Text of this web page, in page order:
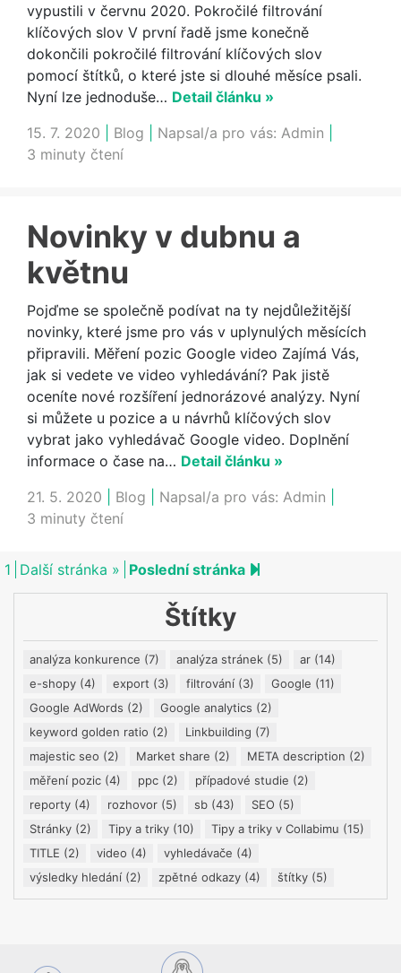
vypustili v červnu 2020. Pokročilé filtrování
klíčových slov V první řadě jsme konečně
dokončili pokročilé filtrování klíčových slov
pomocí štítků, o které jste si dlouhé měsíce psali.
Nyní lze jednoduše… Detail článku »
15. 7. 2020
Blog Napsal/a pro vás: Admin
3 minuty čtení
Novinky v dubnu a
květnu
Pojďme se společně podívat na ty nejdůležitější
novinky, které jsme pro vás v uplynulých měsících
připravili. Měření pozic Google video Zajímá Vás,
jak si vedete ve video vyhledávání? Pak jistě
oceníte nové rozšíření jednorázové analýzy. Nyní
si můžete u pozice a u návrhů klíčových slov
vybrat jako vyhledávač Google video. Doplnění
informace o čase na… Detail článku »
21. 5. 2020
Blog Napsal/a pro vás: Admin
3 minuty čtení
1 Další stránka » Next page
Poslední stránka
Štítky
analýza konkurence (7) analýza stránek (5) ar (14)
e-shopy (4) export (3) filtrování (3) Google (11)
Google AdWords (2) Google analytics (2)
keyword golden ratio (2) Linkbuilding (7)
majestic seo (2) Market share (2) META description (2)
měření pozic (4) ppc (2) případové studie (2)
reporty (4) rozhovor (5) sb (43) SEO (5)
Stránky (2) Tipy a triky (10) Tipy a triky v Collabimu (15)
TITLE (2) video (4) vyhledávače (4)
výsledky hledání (2) zpětné odkazy (4) štítky (5)